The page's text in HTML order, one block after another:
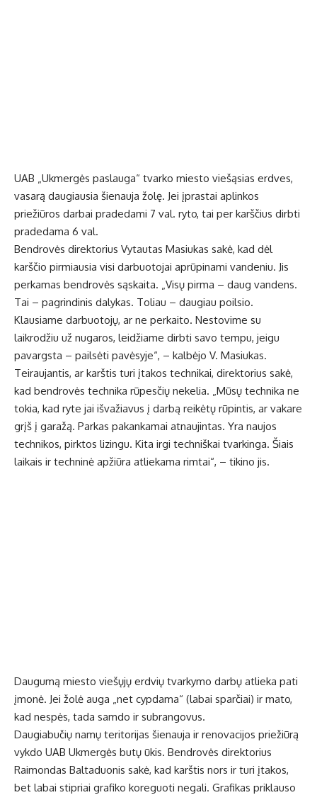
UAB „Ukmergės paslauga“ tvarko miesto viešąsias erdves,
vasarą daugiausia šienauja žolę. Jei įprastai aplinkos
priežiūros darbai pradedami 7 val. ryto, tai per karščius dirbti
pradedama 6 val.
Bendrovės direktorius Vytautas Masiukas sakė, kad dėl
karščio pirmiausia visi darbuotojai aprūpinami vandeniu. Jis
perkamas bendrovės sąskaita. „Visų pirma – daug vandens.
Tai – pagrindinis dalykas. Toliau – daugiau poilsio.
Klausiame darbuotojų, ar ne perkaito. Nestovime su
laikrodžiu už nugaros, leidžiame dirbti savo tempu, jeigu
pavargsta – pailsėti pavėsyje“, – kalbėjo V. Masiukas.
Teiraujantis, ar karštis turi įtakos technikai, direktorius sakė,
kad bendrovės technika rūpesčių nekelia. „Mūsų technika ne
tokia, kad ryte jai išvažiavus į darbą reikėtų rūpintis, ar vakare
grįš į garažą. Parkas pakankamai atnaujintas. Yra naujos
technikos, pirktos lizingu. Kita irgi techniškai tvarkinga. Šiais
laikais ir techninė apžiūra atliekama rimtai“, – tikino jis.
Daugumą miesto viešųjų erdvių tvarkymo darbų atlieka pati
įmonė. Jei žolė auga „net cypdama“ (labai sparčiai) ir mato,
kad nespės, tada samdo ir subrangovus.
Daugiabučių namų teritorijas šienauja ir renovacijos priežiūrą
vykdo UAB Ukmergės butų ūkis. Bendrovės direktorius
Raimondas Baltaduonis sakė, kad karštis nors ir turi įtakos,
bet labai stipriai grafiko koreguoti negali. Grafikas priklauso